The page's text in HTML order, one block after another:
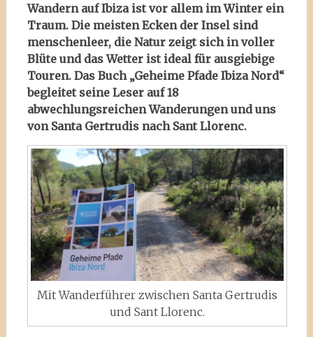
Wandern auf Ibiza ist vor allem im Winter ein
Traum. Die meisten Ecken der Insel sind
menschenleer, die Natur zeigt sich in voller
Blüte und das Wetter ist ideal für ausgiebige
Touren. Das Buch „Geheime Pfade Ibiza Nord“
begleitet seine Leser auf 18
abwechlungsreichen Wanderungen und uns
von Santa Gertrudis nach Sant Llorenc.
Mit Wanderführer zwischen Santa Gertrudis
und Sant Llorenc.